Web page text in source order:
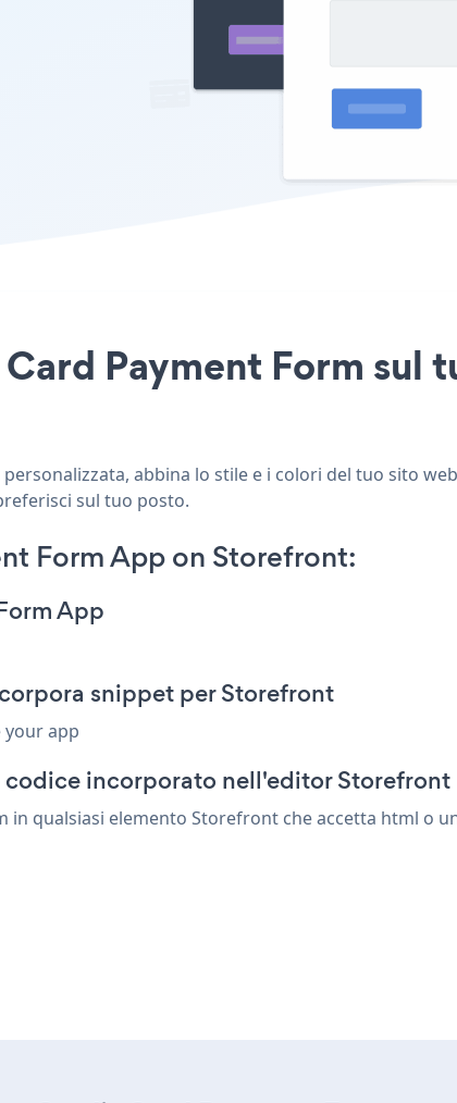
Payment Form sul
abbina lo stile e i colori del tuo sito
sul tuo posto.
Form App on Storefront:
App
snippet per Storefront
your app
incorporato nell'editor Storefront
in qualsiasi elemento Storefront che accetta html o